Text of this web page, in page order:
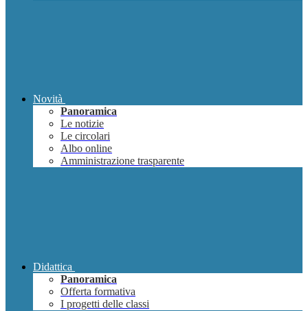
Novità
Panoramica
Le notizie
Le circolari
Albo online
Amministrazione trasparente
Didattica
Panoramica
Offerta formativa
I progetti delle classi